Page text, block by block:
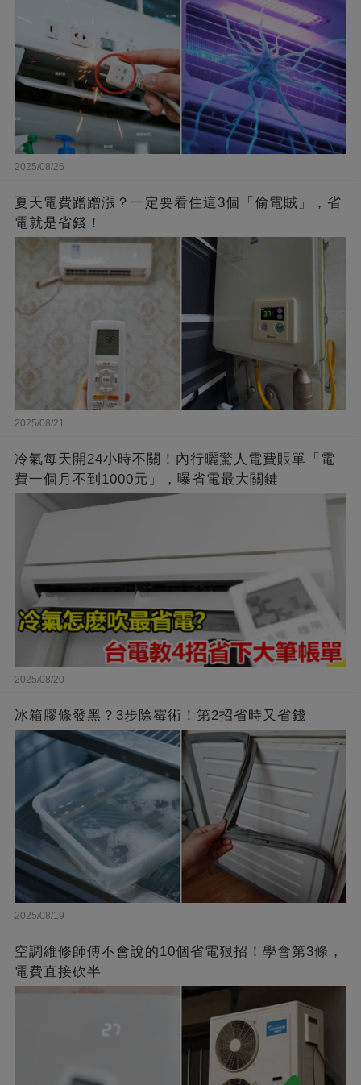
2025/08/26
夏天電費蹭蹭漲？一定要看住這3個「偷電賊」，省
電就是省錢！
2025/08/21
冷氣每天開24小時不關！內行曬驚人電費賬單「電
費一個月不到1000元」，曝省電最大關鍵
2025/08/20
冰箱膠條發黑？3步除霉術！第2招省時又省錢
2025/08/19
空調維修師傅不會說的10個省電狠招！學會第3條，
電費直接砍半